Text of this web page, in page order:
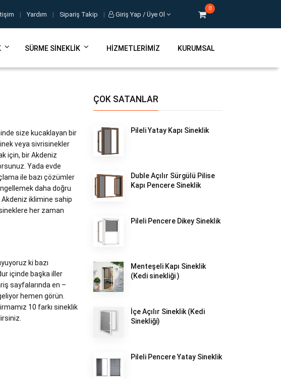
| Yardım | Sipariş Takip | Giriş Yap / Üye Ol
0
SÜRME SINEKLIK HIZMETLERIMIZ KURUMSAL
size kucaklayan bir
veya sivrisinekler
için, bir Akdeniz
Yada evde
ile bazı çözümler
daha doğru
iklimine sahip
her zaman
ki bazı
içinde başka iller
sayfalarında en –
hemen görün.
10 farkı sineklik
ÇOK SATANLAR
Pileli Yatay Kapı Sineklik
Duble Açılır Sürgülü Pilise
Kapı Pencere Sineklik
Pileli Pencere Dikey Sineklik
Menteşeli Kapı Sineklik
(Kedi sinekliği )
İçe Açılır Sineklik (Kedi
Sinekliği)
Pileli Pencere Yatay Sineklik